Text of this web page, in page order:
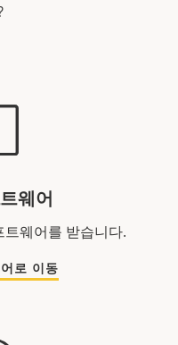
웨어
웨어를 받습니다.
로 이동